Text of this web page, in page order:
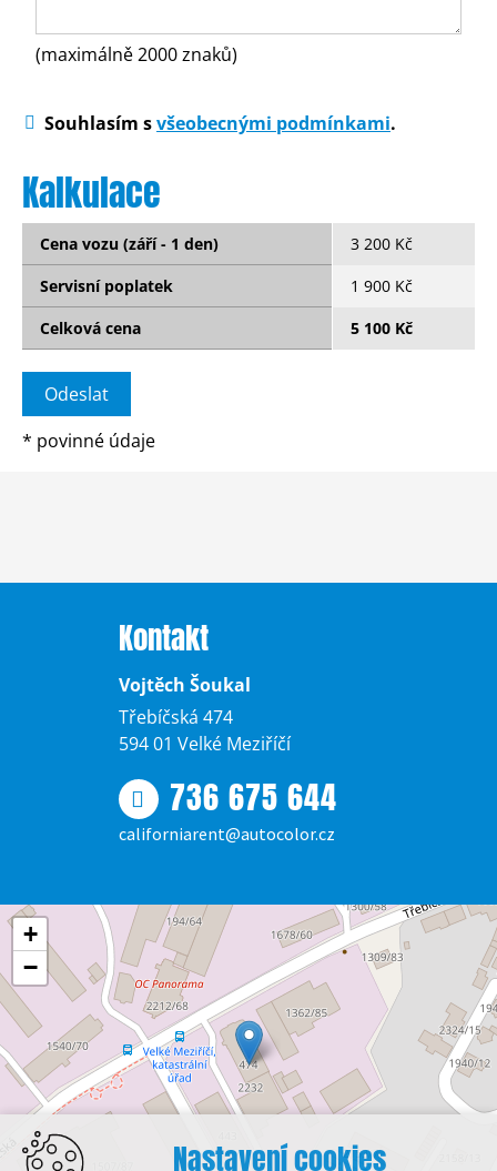
(maximálně 2000 znaků)
Souhlasím svšeobecnými podmínkami.
Kalkulace
Cena vozu (září - 1 den)
3 200 Kč
Servisní poplatek
1 900 Kč
Celková cena
5 100 Kč
* povinné údaje
Kontakt
Vojtěch Šoukal
Třebíčská 474
594 01 Velké Meziříčí
736 675 644
californiarent@autocolor.cz
+
−
Nastavení cookies